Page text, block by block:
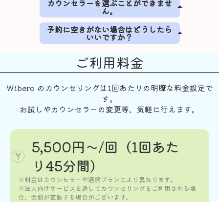
ご自身の生きづらさなど、抱えているお
悩みをカウンセラーにご相談ください。
つらさへの対処や日々の生活を心地よい
ものとするためにどうすれば良いか、一
カウンセラーを選ぶことができませ
ん。 arrow_drop_up
カウンセラーを選択することは難しいこ
とだと思います。Wiberoにて、あなたの
お悩みや相談内容に合ったカウンセラー
を選定し、カウンセリングをご利用いた
だくことができます。その際は、カウン
セラーを指名せずにご予約いただくか、
無料のセッションをご予約いただき、あ
なたに合ったカウンセラーをご提案いた
＞＞カウンセラーを指名せず、カウンセ
＞＞無料セッションを予約する
予約に空きがない場合はどうしたら
いいですか？ arrow_drop_up
クエストをお願いいたします。Wiberoの
公式LINEからもリクエストを受け付け可
能ですので、こちらもお気軽にご利用く
ださい。
＞＞予約リクエストフォームはこちら
ご利用料金
Wibero のカウンセリングは1回あたりの明瞭な料金設定で
す。
お試しやカウンセラーの変更等、気軽に行えます。
5,500円〜/回（1回あた
り45分間）
※料金はカウンセラーや選択プランにより異なります。
※法人向けサービスを通してカウンセリングをご利用される場
合、金額が変動する場合がございます。